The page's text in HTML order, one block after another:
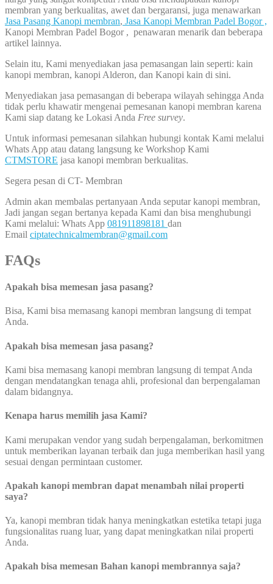
membran yang berkualitas, awet dan bergaransi, juga menawarkan
Jasa Pasang Kanopi membran, Jasa Kanopi Membran Padel Bogor ,
Kanopi Membran Padel Bogor , penawaran menarik dan beberapa
artikel lainnya.
Selain itu, Kami menyediakan jasa pemasangan lain seperti: kain
kanopi membran, kanopi Alderon, dan Kanopi kain di sini.
Menyediakan jasa pemasangan di beberapa wilayah sehingga Anda
tidak perlu khawatir mengenai pemesanan kanopi membran karena
Kami siap datang ke Lokasi Anda Free survey.
Untuk informasi pemesanan silahkan hubungi kontak Kami melalui
Whats App atau datang langsung ke Workshop Kami
CTMSTORE jasa kanopi membran berkualitas.
Segera pesan di CT- Membran
Admin akan membalas pertanyaan Anda seputar kanopi membran,
Jadi jangan segan bertanya kepada Kami dan bisa menghubungi
Kami melalui: Whats App 081911898181 dan
Email ciptatechnicalmembran@gmail.com
FAQs
Apakah bisa memesan jasa pasang?
Bisa, Kami bisa memasang kanopi membran langsung di tempat
Anda.
Apakah bisa memesan jasa pasang?
Kami bisa memasang kanopi membran langsung di tempat Anda
dengan mendatangkan tenaga ahli, profesional dan berpengalaman
dalam bidangnya.
Kenapa harus memilih jasa Kami?
Kami merupakan vendor yang sudah berpengalaman, berkomitmen
untuk memberikan layanan terbaik dan juga memberikan hasil yang
sesuai dengan permintaan customer.
Apakah kanopi membran dapat menambah nilai properti
saya?
Ya, kanopi membran tidak hanya meningkatkan estetika tetapi juga
fungsionalitas ruang luar, yang dapat meningkatkan nilai properti
Anda.
Apakah bisa memesan Bahan kanopi membrannya saja?